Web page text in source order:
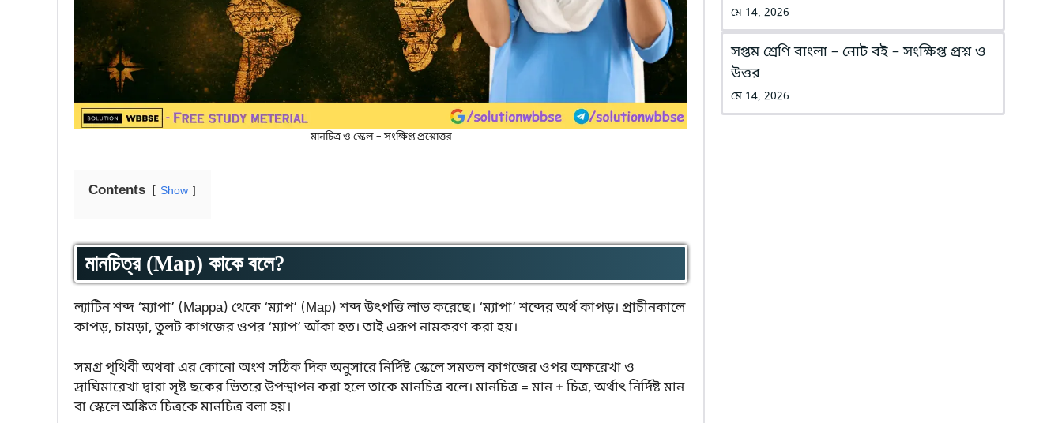
মানচিত্র ও স্কেল – সংক্ষিপ্ত প্রশ্নোত্তর
Contents Show
মানচিত্র (Map) কাকে বলে?
ল্যাটিন শব্দ ‘ম্যাপা’ (Mappa) থেকে ‘ম্যাপ’ (Map) শব্দ উৎপত্তি লাভ করেছে। ‘ম্যাপা’ শব্দের অর্থ কাপড়। প্রাচীনকালে
কাপড়, চামড়া, তুলট কাগজের ওপর ‘ম্যাপ’ আঁকা হত। তাই এরূপ নামকরণ করা হয়।
সমগ্র পৃথিবী অথবা এর কোনো অংশ সঠিক দিক অনুসারে নির্দিষ্ট স্কেলে সমতল কাগজের ওপর অক্ষরেখা ও
দ্রাঘিমারেখা দ্বারা সৃষ্ট ছকের ভিতরে উপস্থাপন করা হলে তাকে মানচিত্র বলে। মানচিত্র = মান + চিত্র, অর্থাৎ নির্দিষ্ট মান
বা স্কেলে অঙ্কিত চিত্রকে মানচিত্র বলা হয়।
মে 14, 2026
সপ্তম শ্রেণি বাংলা – নোট বই – সংক্ষিপ্ত প্রশ্ন ও
উত্তর
মে 14, 2026